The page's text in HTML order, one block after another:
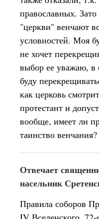
православных.
"церкви" венчают
условностей. Моя
не хочет
выбор ее уважаю, в
буду
как церковь
протестант и
вообще, имеет ли
таинство венчания?
Отвечает
насельник
Правила соборов